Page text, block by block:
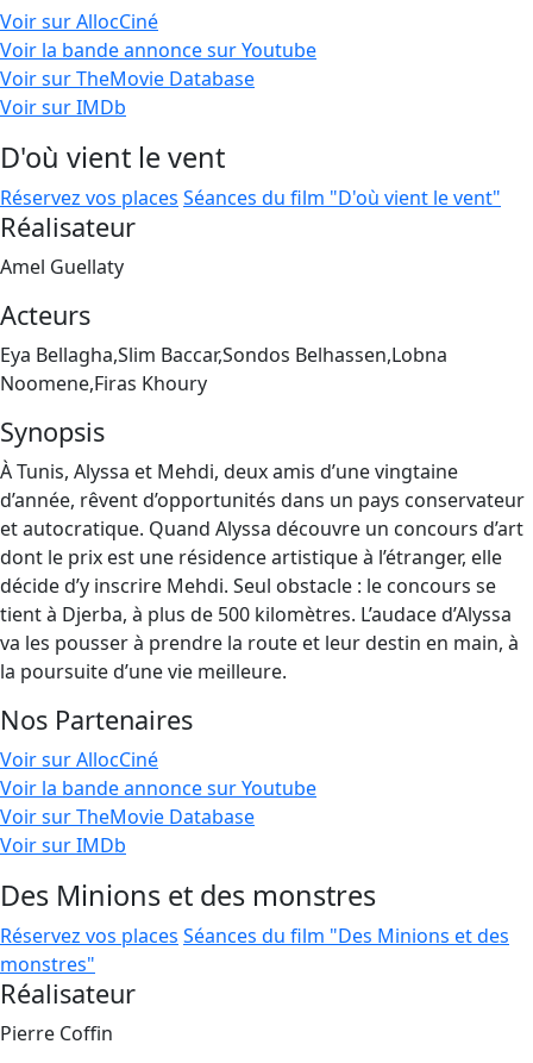
Voir sur AllocCiné
Voir la bande annonce sur Youtube
Voir sur TheMovie Database
Voir sur IMDb
D'où vient le vent
Réservez vos places Séances du film "D'où vient le vent"
Réalisateur
Amel Guellaty
Acteurs
Eya Bellagha,Slim Baccar,Sondos Belhassen,Lobna
Noomene,Firas Khoury
Synopsis
À Tunis, Alyssa et Mehdi, deux amis d’une vingtaine
d’année, rêvent d’opportunités dans un pays conservateur
et autocratique. Quand Alyssa découvre un concours d’art
dont le prix est une résidence artistique à l’étranger, elle
décide d’y inscrire Mehdi. Seul obstacle : le concours se
tient à Djerba, à plus de 500 kilomètres. L’audace d’Alyssa
va les pousser à prendre la route et leur destin en main, à
la poursuite d’une vie meilleure.
Nos Partenaires
Voir sur AllocCiné
Voir la bande annonce sur Youtube
Voir sur TheMovie Database
Voir sur IMDb
Des Minions et des monstres
Réservez vos places Séances du film "Des Minions et des
monstres"
Réalisateur
Pierre Coffin